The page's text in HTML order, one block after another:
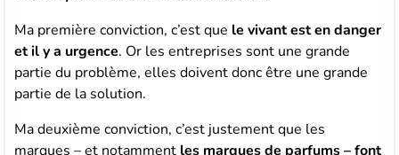
Ma première conviction, c’est que le vivant est en danger
et il y a urgence. Or les entreprises sont une grande
partie du problème, elles doivent donc être une grande
partie de la solution.
Ma deuxième conviction, c’est justement que les
marques – et notamment les marques de parfums – font